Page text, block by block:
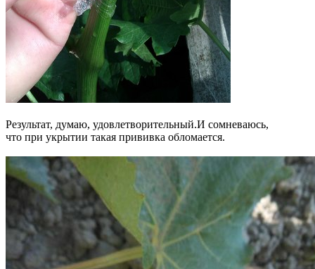
Результат, думаю, удовлетворительный.И сомневаюсь,
что при укрытии такая прививка обломается.